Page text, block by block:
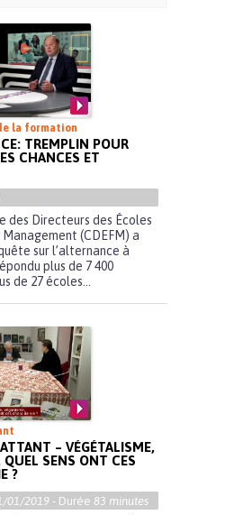
la formation
TREMPLIN POUR
CHANCES ET
des Directeurs des Écoles
Management (CDEFM) a
sur l’alternance à
plus de 7 400
de 27 écoles...
– VÉGÉTALISME,
QUEL SENS ONT CES
?
01/2019 - Durée 83 minutes